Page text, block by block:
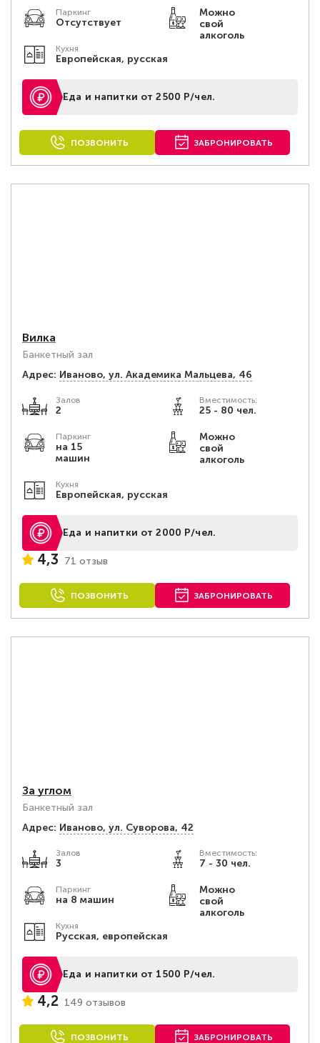
Паркинг
Отсутствует
Можно
свой
алкоголь
Кухня
Европейская, русская
Еда и напитки от 2500 Р/чел.
ПОЗВОНИТЬ ЗАБРОНИРОВАТЬ
Вилка
Банкетный зал
Адрес: Иваново, ул. Академика Мальцева, 46
Залов
2
Вместимость:
25 - 80 чел.
Паркинг
на 15
машин
Можно
свой
алкоголь
Кухня
Европейская, русская
Еда и напитки от 2000 Р/чел.
4,3 71 отзыв
ПОЗВОНИТЬ ЗАБРОНИРОВАТЬ
За углом
Банкетный зал
Адрес: Иваново, ул. Суворова, 42
Залов
3
Вместимость:
7 - 30 чел.
Паркинг
на 8 машин
Можно
свой
алкоголь
Кухня
Русская, европейская
Еда и напитки от 1500 Р/чел.
4,2 149 отзывов
ПОЗВОНИТЬ ЗАБРОНИРОВАТЬ